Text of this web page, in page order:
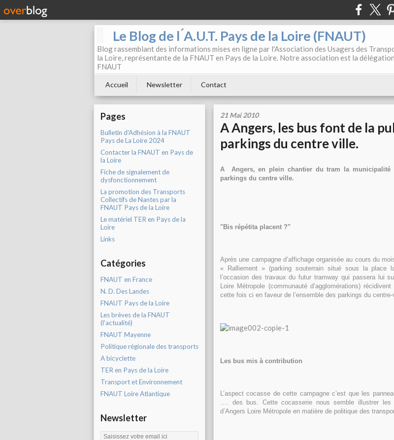
Le Blog de l ́A.U.T. Pays de la Loire (FNAUT)
Blog rassemblant des informations mises en ligne par l'Association des Usagers des
la Loire, représentante de la FNAUT en Pays de la Loire. Notre association est la
FNAUT
Accueil Newsletter Contact
Pages
Bulletin d'Adhésion à la FNAUT
Pays de La Loire 2024
Contacter la FNAUT en Pays de
la Loire
Fiche de signalement de
dysfonctionnement
La promotion des Transports
Collectifs de Nantes par la
FNAUT Pays de la Loire
Le matériel TER en Pays de la
Loire
Links
Catégories
FNAUT en France
N. D. Des Landes
FNAUT Pays de la Loire
Les brèves de la FNAUT
(l'actualité)
FNAUT Mayenne
Politique régionale des transports
A bicyclette
TER en Pays de la Loire
Transport et Environnement
FNAUT Loire Atlantique
Newsletter
21 Mai 2010
A Angers, les bus font de la
parkings du centre ville.
A Angers, en plein chantier du tram la
parkings du centre ville.
"Bis répétita placent ?"
Après une campagne d’affichage organisée au cours du
« Ralliement » (parking souterrain situé sous la place
l’occasion des travaux du futur tramway qui passera lui
Loire Métropole (communauté d’agglomérations)
cette fois ci en faveur de l’ensemble des parkings du centre-
Les bus mis à contribution
L’aspect cocasse de cette campagne c’est que les
…. des bus. Cette cocasserie nous semble illustrer les
d’Angers Loire Métropole en matière de politique des